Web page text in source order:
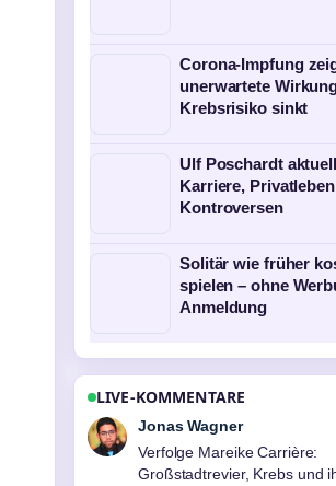
Corona-Impfung
unerwartete
Krebsrisiko sinkt
Ulf Poschardt
Karriere,
Kontroversen
Solitär wie früher
spielen – ohne
Anmeldung
LIVE-KOMMENTARE
Lena Schmidt
Hilfreicher Kontext zu Matt
Erkrankung, Beziehung